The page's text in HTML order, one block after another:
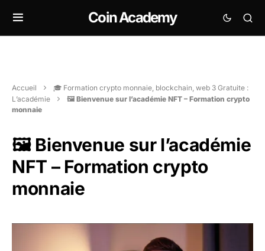
Coin Academy
Accueil
🎓 Formation crypto monnaie, blockchain, web 3 Gratuite :
L’académie
🖼️ Bienvenue sur l’académie NFT – Formation crypto
monnaie
🖼️ Bienvenue sur l’académie
NFT – Formation crypto
monnaie